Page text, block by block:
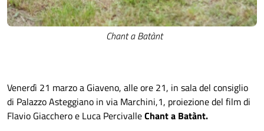
Chant a Batànt
Venerdì 21 marzo a Giaveno, alle ore 21, in sala del consiglio
di Palazzo Asteggiano in via Marchini,1, proiezione del film di
Flavio Giacchero e Luca PercivalleChant a Batànt.